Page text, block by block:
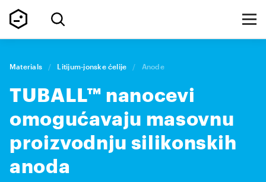
Materials / Litijum-jonske ćelije / Anode
TUBALL™ nanocevi
omogućavaju masovnu
proizvodnju silikonskih
anoda